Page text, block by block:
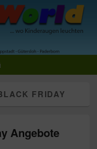
GmbH
FRIDAY
Angebote